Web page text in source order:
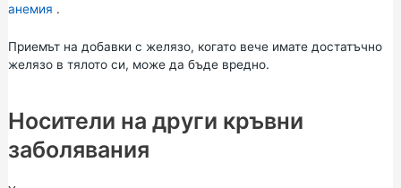
анемия .
Приемът на добавки с желязо, когато вече имате достатъчно
желязо в тялото си, може да бъде вредно.
Носители на други кръвни
заболявания